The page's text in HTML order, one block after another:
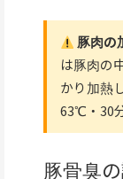
豚肉の
は豚肉の
かり加熱
63℃・30
豚骨臭